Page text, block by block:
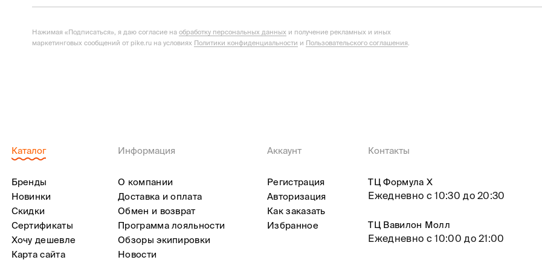
Нажимая «Подписаться», я даю согласие на обработку персональных данных и получение рекламных и иных
маркетинговых сообщений от pike.ru на условиях Политики конфиденциальности и Пользовательского соглашения
Каталог
Бренды
Новинки
Скидки
Сертификаты
Хочу дешевле
Карта сайта
Информация
О компании
Доставка и оплата
Обмен и возврат
Программа лояльности
Обзоры экипировки
Новости
Аккаунт
Регистрация
Авторизация
Как заказать
Избранное
Контакты
ТЦ Формула X
Ежедневно с 10:30 до 20:30
ТЦ Вавилон Молл
Ежедневно с 10:00 до 21:00